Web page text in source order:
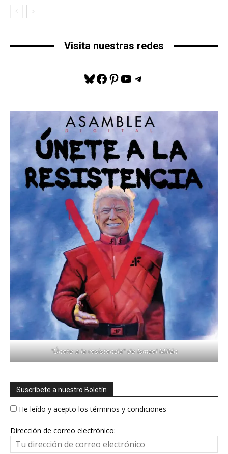
Visita nuestras redes
Bluesky
Facebook
Pinterest
YouTube
Telegram
"Únete a la resistencia" de Ismael Millán
Suscríbete a nuestro Boletín
He leído y acepto los términos y condiciones
Dirección de correo electrónico: